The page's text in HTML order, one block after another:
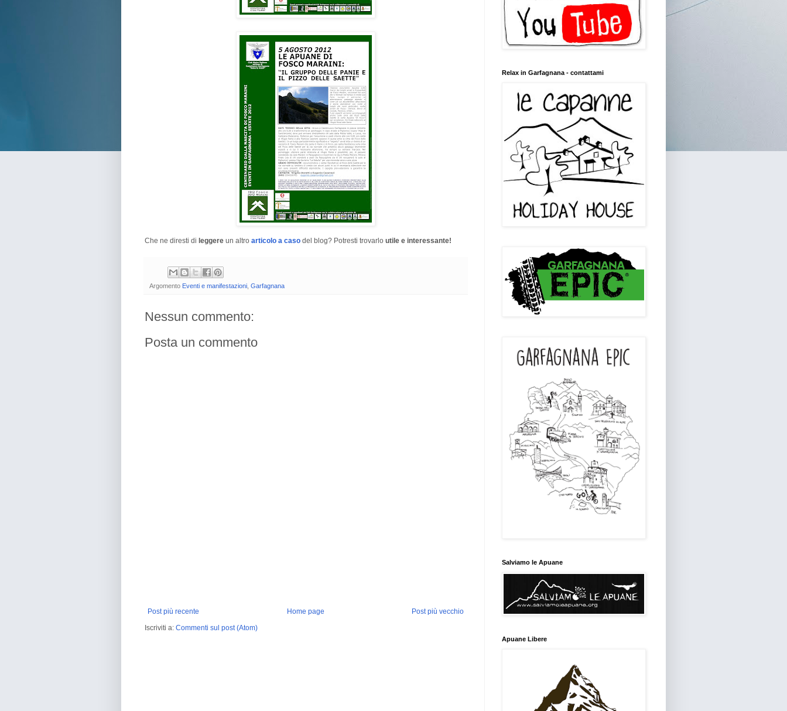
Che ne diresti di leggere un altro articolo a caso del blog? Potresti trovarlo utile e interessante!
Argomento Eventi e manifestazioni Garfagnana
Nessun commento:
Posta un commento
Post più recente Post più vecchio
Home page
Iscriviti a: Commenti sul post (Atom)
Relax in Garfagnana - contattami
Salviamo le Apuane
Apuane Libere